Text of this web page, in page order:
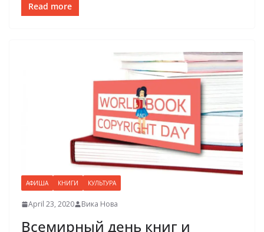
Read more
АФИША КНИГИ КУЛЬТУРА
April 23, 2020 Вика Нова
Всемирный день книг и